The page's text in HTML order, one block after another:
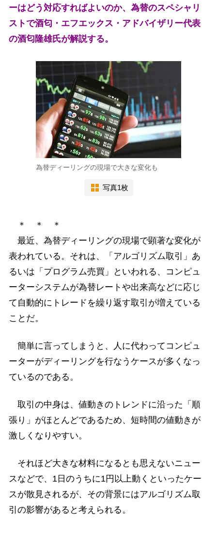
ーはどう対応すればよいのか、為替のスペシャリ
ストで酒匂・エフエックス・アドバイザリー代表
の酒匂隆雄氏が解説する。
為替ディーリングの現場で大きな変化も
写真1枚
＊ ＊ ＊
最近、為替ディーリングの現場で顕著な変化が
表われている。それは、「アルゴリズム取引」あ
るいは「プログラム売買」といわれる、コンピュ
ーターシステムが為替レートや出来高などに応じ
て自動的にトレードを繰り返す取引が増えている
ことだ。
簡単に言ってしまうと、人に代わってコンピュ
ーターがディーリングを行なうケースが多くなっ
ているのである。
取引の中身は、値動きのトレンドに沿った「順
張り」がほとんどであるため、短時間の値動きが
激しくなりやすい。
それほど大きな材料になるとも思えないニュー
スなどで、1日のうちに1円以上動くといったケー
スが散見されるが、その背景にはアルゴリズム取
引の影響があると考えられる。